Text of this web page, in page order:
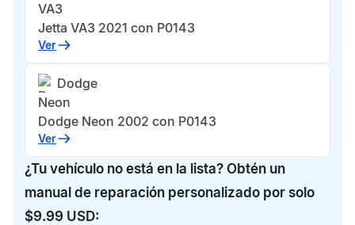
VA3
Jetta VA3 2021 con P0143
Ver
Dodge
Neon
Dodge Neon 2002 con P0143
Ver
¿Tu vehículo no está en la lista? Obtén un
manual de reparación personalizado por solo
$9.99 USD: